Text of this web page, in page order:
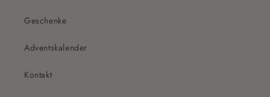
Geschenke
Adventskalender
Kontakt